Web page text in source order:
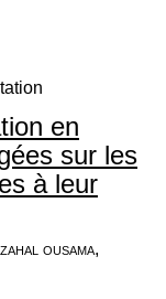
en
sur les
à leur
ousama,